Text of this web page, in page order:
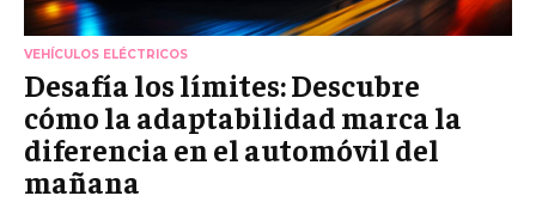
VEHÍCULOS ELÉCTRICOS
Desafía los límites: Descubre
cómo la adaptabilidad marca la
diferencia en el automóvil del
mañana